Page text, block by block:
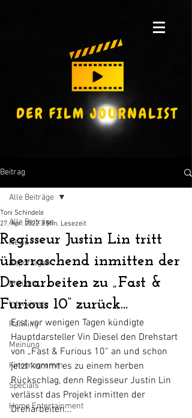
Beitrag
Alle Beiträge
News
Reportagen
Kritiken
Interviews
Ranking
Meinung
Kinoprogramm
Specials
Home Entertainment
Alle Beiträge
Regisseur Justin Lin tritt
überraschend inmitten der
Dreharbeiten zu „Fast &
Furious 10“ zurück...
Toni Schindele
27. Apr. 2022 3 Min. Lesezeit
Erst vor wenigen Tagen kündigte
Hauptdarsteller Vin Diesel den Drehstart
von „Fast & Furious 10“ an und schon
jetzt kommt es zu einem herben
Rückschlag, denn Regisseur Justin Lin
verlässt das Projekt inmitten der
Dreharbeiten...